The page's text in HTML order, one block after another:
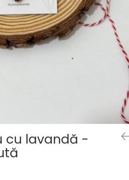
cu lavandă -